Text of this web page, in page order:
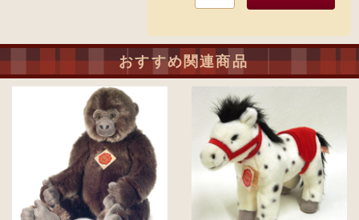
おすすめ関連商品